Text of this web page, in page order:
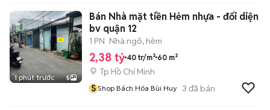
1 phút trước 5
Bán Nhà mặt tiền Hẻm nhựa - đối diện
bv quận 12
1 PN Nhà ngõ, hẻm
2,38 tỷ 40 tr/m² 60 m²
Tp Hồ Chí Minh
S Shop Bách Hóa Bùi Huy 3 đã bán